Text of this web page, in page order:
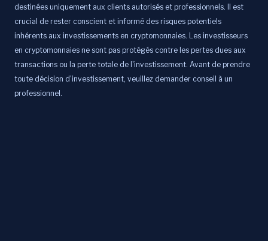
destinées uniquement aux clients autorisés et professionnels. Il est
crucial de rester conscient et informé des risques potentiels
inhérents aux investissements en cryptomonnaies. Les investisseurs
en cryptomonnaies ne sont pas protégés contre les pertes dues aux
transactions ou la perte totale de l'investissement. Avant de prendre
toute décision d'investissement, veuillez demander conseil à un
professionnel.